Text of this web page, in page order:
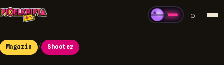
⌕
Magazin / Shooter